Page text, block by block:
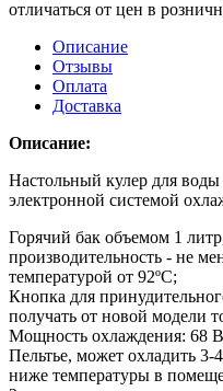
отличаться от цен в
Описание
Отзывы
Оплата
Доставка
Описание:
Настольный кулер для
электронной системой
Горячий бак объемом 1
производительность - не
температурой от 92ºС;
Кнопка для
получать от новой модели
Мощность охлаждения: 68
Пельтье, может охладить 3-
ниже температуры в